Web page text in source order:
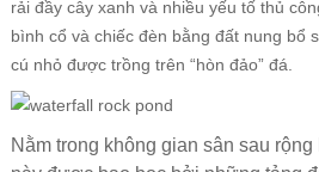
rải đầy cây xanh và nhiều yếu tố thủ
bình cổ và chiếc đèn bằng đất nung bổ
cú nhỏ được trồng trên “hòn đảo” đá.
Nằm trong không gian sân sau